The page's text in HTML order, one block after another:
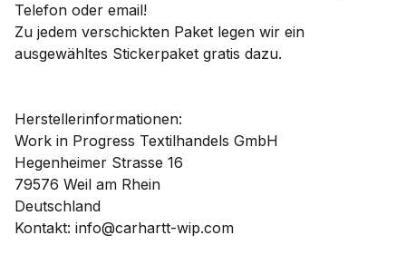
Telefon oder email!
Zu jedem verschickten Paket legen wir ein
ausgewähltes Stickerpaket gratis dazu.
Herstellerinformationen:
Work in Progress Textilhandels GmbH
Hegenheimer Strasse 16
79576 Weil am Rhein
Deutschland
Kontakt: info@carhartt-wip.com